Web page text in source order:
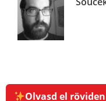
Olvasd el röviden